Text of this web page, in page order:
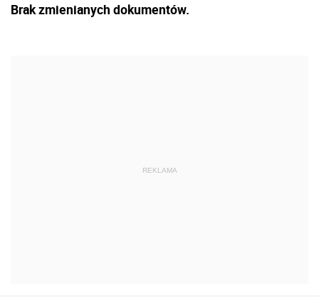
Brak zmienianych dokumentów.